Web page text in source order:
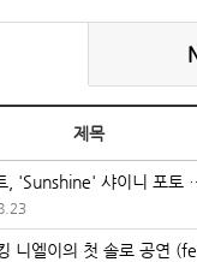
제목
, 'Sunshine' 샤이니 포토
니엘이의 첫 솔로 공연